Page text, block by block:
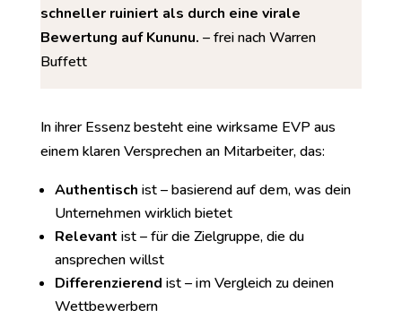
schneller ruiniert als durch eine virale
Bewertung auf Kununu. – frei nach Warren
Buffett
In ihrer Essenz besteht eine wirksame EVP aus
einem klaren Versprechen an Mitarbeiter, das:
Authentisch ist – basierend auf dem, was dein
Unternehmen wirklich bietet
Relevant ist – für die Zielgruppe, die du
ansprechen willst
Differenzierend ist – im Vergleich zu deinen
Wettbewerbern